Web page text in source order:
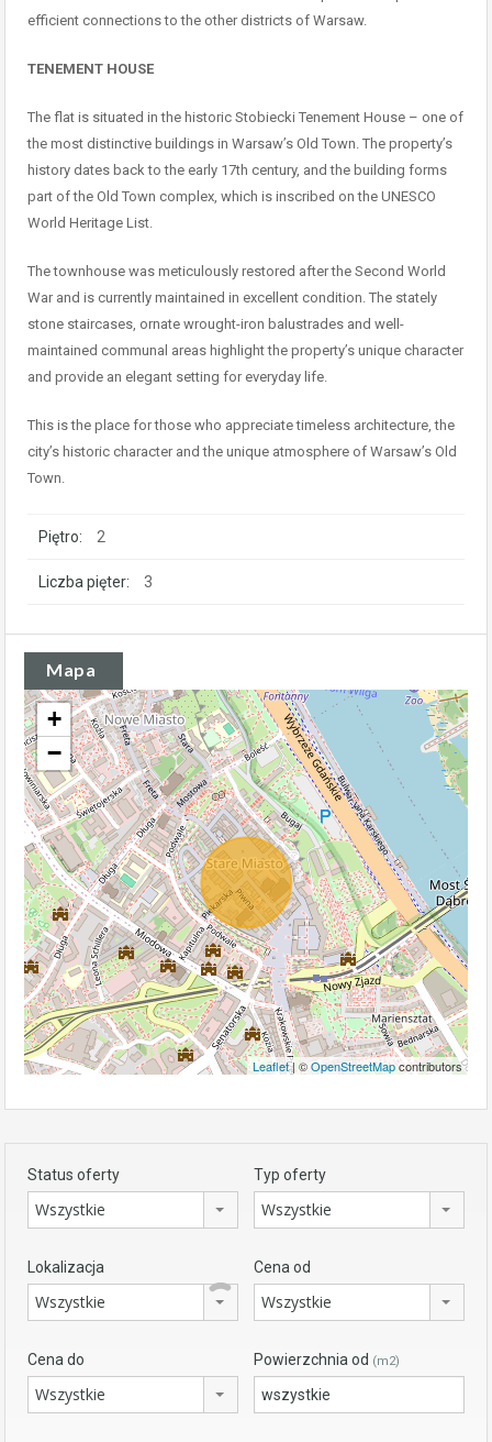
efficient connections to the other districts of Warsaw.
TENEMENT HOUSE
The flat is situated in the historic Stobiecki Tenement House – one of
the most distinctive buildings in Warsaw’s Old Town. The property’s
history dates back to the early 17th century, and the building forms
part of the Old Town complex, which is inscribed on the UNESCO
World Heritage List.
The townhouse was meticulously restored after the Second World
War and is currently maintained in excellent condition. The stately
stone staircases, ornate wrought-iron balustrades and well-
maintained communal areas highlight the property’s unique character
and provide an elegant setting for everyday life.
This is the place for those who appreciate timeless architecture, the
city’s historic character and the unique atmosphere of Warsaw’s Old
Town.
Piętro: 2
Liczba pięter: 3
Mapa
+
−
Leaflet| ©OpenStreetMapcontributors
Status oferty
Wszystkie
Typ oferty
Wszystkie
Lokalizacja
Wszystkie
Cena od
Wszystkie
Cena do
Wszystkie
Powierzchnia od (m2)